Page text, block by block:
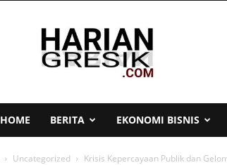
Harian
HOME BERITA EKONOMI BISNIS
Uncategorized Krisis Kepercayaan Publik dan